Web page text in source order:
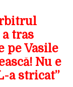
tras
pe Vasile
Nu e
a stricat”